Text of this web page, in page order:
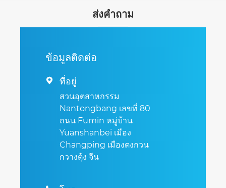
ส่งคำถาม
ข้อมูลติดต่อ
 ที่อยู่
สวนอุตสาหกรรม
Nantongbang เลขที่ 80
ถนน Fumin หมู่บ้าน
Yuanshanbei เมือง
Changping เมืองตงกวน
กวางตุ้ง จีน